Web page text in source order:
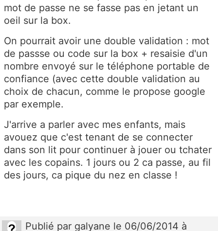
mot de passe ne se fasse pas en jetant un
oeil sur la box.
On pourrait avoir une double validation : mot
de passse ou code sur la box + resaisie d'un
nombre envoyé sur le téléphone portable de
confiance (avec cette double validation au
choix de chacun, comme le propose google
par exemple.
J'arrive a parler avec mes enfants, mais
avouez que c'est tenant de se connecter
dans son lit pour continuer à jouer ou tchater
avec les copains. 1 jours ou 2 ca passe, au fil
des jours, ca pique du nez en classe !
Publié par galyane le 06/06/2014 à